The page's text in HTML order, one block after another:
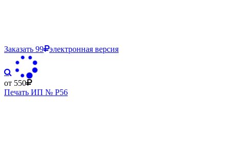
Заказать 99 электронная версия
от 550
Печать ИП № Р56